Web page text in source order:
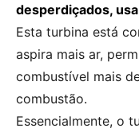
desperdiçados,
Esta turbina está
aspira mais ar,
combustível mais
combustão.
Essencialmente, o